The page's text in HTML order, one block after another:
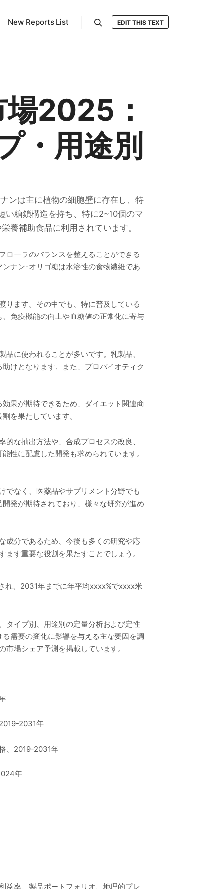
New Reports List EDIT THIS TEXT
2025：
・用途別
ンは主に植物の細胞壁に存在し、特
い糖鎖構造を持ち、特に2~10個のマ
養補助食品に利用されています。
ローラのバランスを整えることができる
ナン-オリゴ糖は水溶性の食物繊維であ
ります。その中でも、特に普及している
免疫機能の向上や血糖値の正常化に寄与
に使われることが多いです。乳製品、
けとなります。また、プロバイオティク
果が期待できるため、ダイエット関連商
を果たしています。
な抽出方法や、合成プロセスの改良、
性に配慮した開発も求められています。
でなく、医薬品やサプリメント分野でも
発が期待されており、様々な研究が進め
成分であるため、今後も多くの研究や応
す重要な役割を果たすことでしょう。
れ、2031年までに年平均xxxx%でxxxx米
タイプ別、用途別の定量分析および定性
需要の変化に影響を与える主な要因を調
場シェア予測を掲載しています。
2031年
、2019-2031年
年
益率、製品ポートフォリオ、地理的プレ